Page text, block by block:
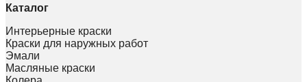
Каталог
Интерьерные краски
Краски для наружных работ
Эмали
Масляные краски